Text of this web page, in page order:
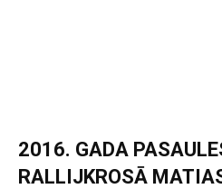
2016. GADA
RALLIJKROSĀ